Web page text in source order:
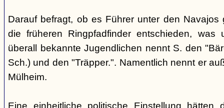
Darauf befragt, ob es Führer unter den Navajos
die früheren Ringpfadfinder entschieden, was
überall bekannte Jugendlichen nennt S. den
Sch.) und den "Träpper.". Namentlich nennt er
Mülheim.
Eine einheitliche politische Einstellung hätten